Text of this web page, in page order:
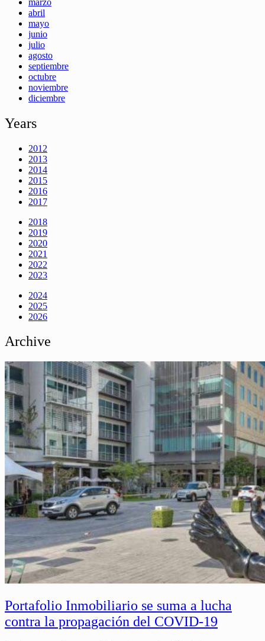
abril
mayo
junio
julio
agosto
septiembre
octubre
noviembre
diciembre
Years
2012
2013
2014
2015
2016
2017
2018
2019
2020
2021
2022
2023
2024
2025
2026
Archive
Portafolio Inmobiliario se suma a lucha
contra la propagación del COVID-19